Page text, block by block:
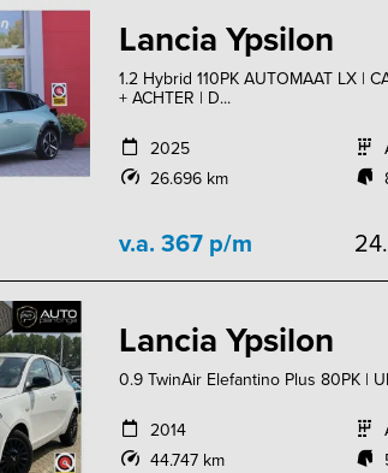
Lancia Ypsilon
1.2 Hybrid 110PK AUTOMAAT LX |
+ ACHTER | D...
2025
26.696 km
v.a. 367 p/m
Lancia Ypsilon
0.9 TwinAir Elefantino Plus 80PK |
2014
44.747 km